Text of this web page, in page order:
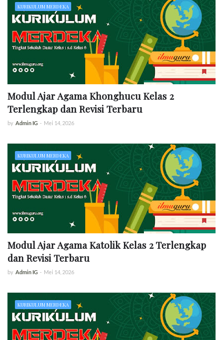
KURIKULUM MERDEKA
Modul Ajar Agama Khonghucu Kelas 2
Terlengkap dan Revisi Terbaru
by Admin IG - Mei 14, 2026
KURIKULUM MERDEKA
Modul Ajar Agama Katolik Kelas 2 Terlengkap
dan Revisi Terbaru
by Admin IG - Mei 14, 2026
KURIKULUM MERDEKA